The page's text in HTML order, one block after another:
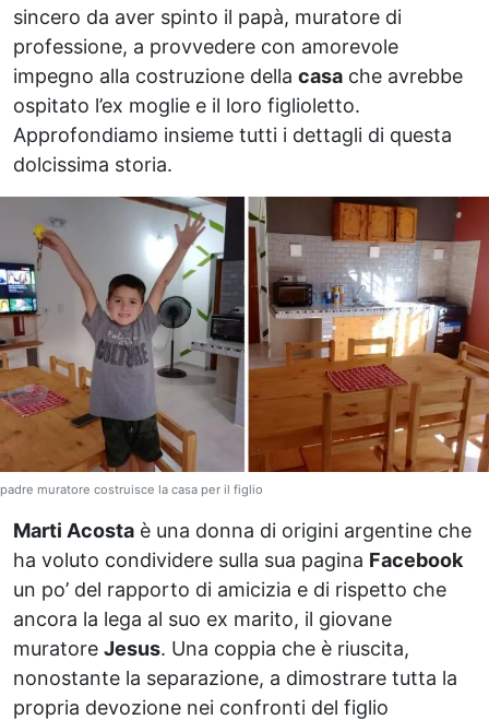
sincero da aver spinto il papà, muratore di
professione, a provvedere con amorevole
impegno alla costruzione della casa che avrebbe
ospitato l’ex moglie e il loro figlioletto.
Approfondiamo insieme tutti i dettagli di questa
dolcissima storia.
padre muratore costruisce la casa per il figlio
Marti Acosta è una donna di origini argentine che
ha voluto condividere sulla sua pagina Facebook
un po’ del rapporto di amicizia e di rispetto che
ancora la lega al suo ex marito, il giovane
muratore Jesus. Una coppia che è riuscita,
nonostante la separazione, a dimostrare tutta la
propria devozione nei confronti del figlio